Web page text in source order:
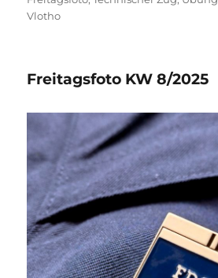
Vlotho
Freitagsfoto KW 8/2025